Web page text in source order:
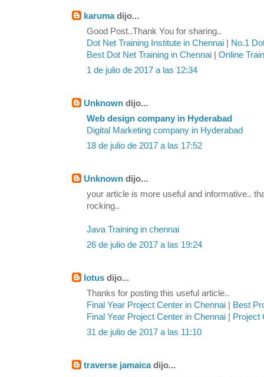
karumadijo...
Good Post..Thank You for sharing..
Dot Net Training Institute in Chennai
No.1
Best Dot Net Training in Chennai
Online
1 de julio de 2017 a las 12:34
Unknown dijo...
Web design company in Hyderabad
Digital Marketing company in Hyderabad
18 de julio de 2017 a las 17:52
Unknown dijo...
your article is more useful and informative..
rocking..
Java Training in chennai
26 de julio de 2017 a las 19:24
lotus dijo...
Thanks for posting this useful article..
Final Year Project Center in Chennai
Best
Final Year Project Center in Chennai
Project
31 de julio de 2017 a las 11:10
traverse jamaicadijo...